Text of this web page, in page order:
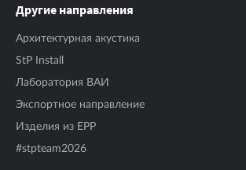
Другие направления
Архитектурная акустика
StP Install
Лаборатория ВАИ
Экспортное направление
Изделия из EPP
#stpteam2026